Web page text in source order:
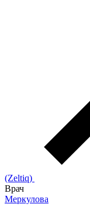
(Zeltiq)
Врач
Меркулова